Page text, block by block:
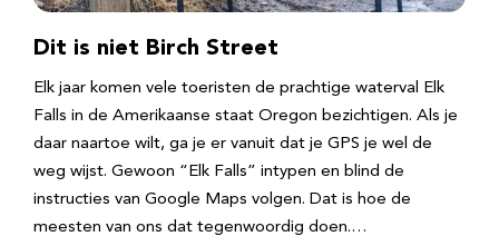
Dit is niet Birch Street
Elk jaar komen vele toeristen de prachtige waterval Elk
Falls in de Amerikaanse staat Oregon bezichtigen. Als je
daar naartoe wilt, ga je er vanuit dat je GPS je wel de
weg wijst. Gewoon “Elk Falls” intypen en blind de
instructies van Google Maps volgen. Dat is hoe de
meesten van ons dat tegenwoordig doen.…